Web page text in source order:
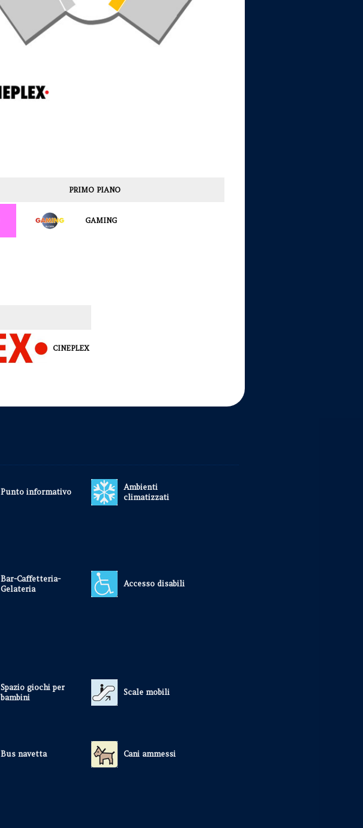
PRIMO PIANO
GAMING
CINEPLEX
Punto informativo
Ambienti
climatizzati
Bar-Caffetteria-
Gelateria
Accesso disabili
Spazio giochi per
bambini
Scale mobili
Bus navetta Cani ammessi